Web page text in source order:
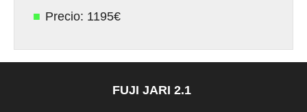
Precio: 1195€
FUJI JARI 2.1